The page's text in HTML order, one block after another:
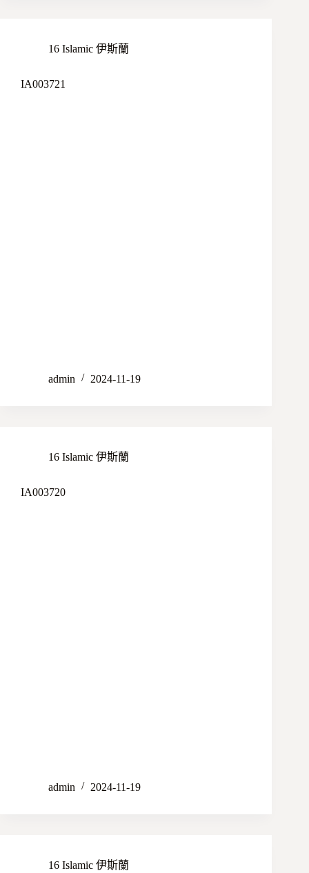
16 Islamic 伊斯蘭
IA003721
admin 2024-11-19
16 Islamic 伊斯蘭
IA003720
admin 2024-11-19
16 Islamic 伊斯蘭